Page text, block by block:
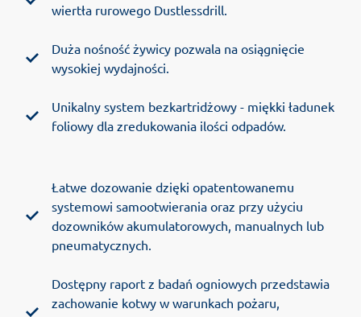
wiertła rurowego Dustlessdrill.
Duża nośność żywicy pozwala na osiągnięcie
wysokiej wydajności.
Unikalny system bezkartridżowy - miękki ładunek
foliowy dla zredukowania ilości odpadów.
Łatwe dozowanie dzięki opatentowanemu
systemowi samootwierania oraz przy użyciu
dozowników akumulatorowych, manualnych lub
pneumatycznych.
Dostępny raport z badań ogniowych przedstawia
zachowanie kotwy w warunkach pożaru,